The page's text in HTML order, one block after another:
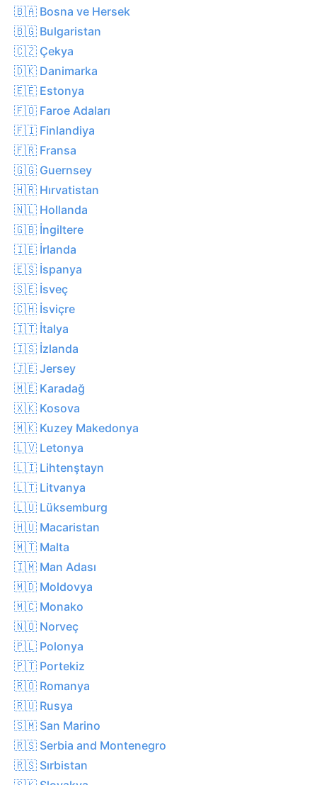
🇧🇦 Bosna ve Hersek
🇧🇬 Bulgaristan
🇨🇿 Çekya
🇩🇰 Danimarka
🇪🇪 Estonya
🇫🇴 Faroe Adaları
🇫🇮 Finlandiya
🇫🇷 Fransa
🇬🇬 Guernsey
🇭🇷 Hırvatistan
🇳🇱 Hollanda
🇬🇧 İngiltere
🇮🇪 İrlanda
🇪🇸 İspanya
🇸🇪 İsveç
🇨🇭 İsviçre
🇮🇹 İtalya
🇮🇸 İzlanda
🇯🇪 Jersey
🇲🇪 Karadağ
🇽🇰 Kosova
🇲🇰 Kuzey Makedonya
🇱🇻 Letonya
🇱🇮 Lihtenştayn
🇱🇹 Litvanya
🇱🇺 Lüksemburg
🇭🇺 Macaristan
🇲🇹 Malta
🇮🇲 Man Adası
🇲🇩 Moldovya
🇲🇨 Monako
🇳🇴 Norveç
🇵🇱 Polonya
🇵🇹 Portekiz
🇷🇴 Romanya
🇷🇺 Rusya
🇸🇲 San Marino
🇷🇸 Serbia and Montenegro
🇷🇸 Sırbistan